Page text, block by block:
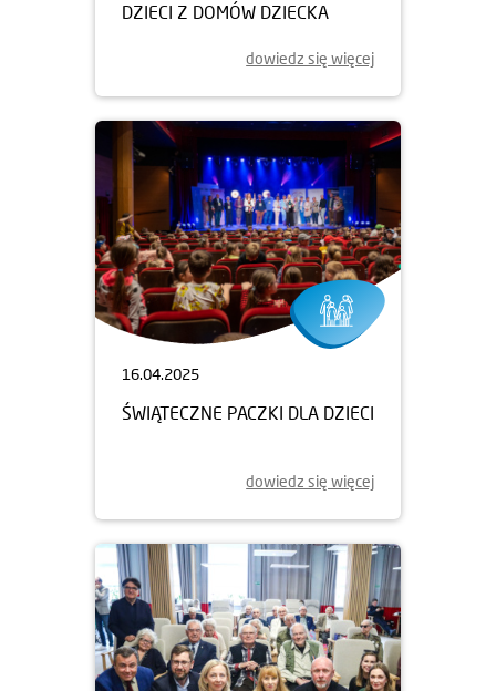
DZIECI Z DOMÓW DZIECKA
dowiedz się więcej
16.04.2025
ŚWIĄTECZNE PACZKI DLA DZIECI
dowiedz się więcej